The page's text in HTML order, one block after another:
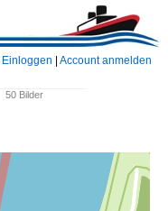
Einloggen Account anmelden
50 Bilder